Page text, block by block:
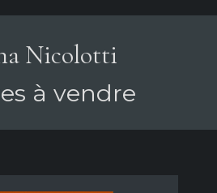
Nicolotti
à vendre